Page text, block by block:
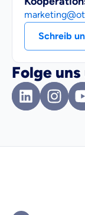
Schreib
Folge